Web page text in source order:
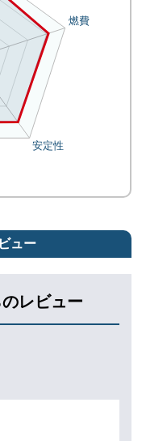
ュー
レビュー